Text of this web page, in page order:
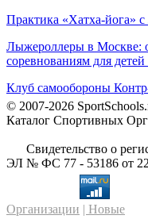
Практика «Хатха-йога»
Лыжероллеры в Москве:
соревнованиям для
Клуб самообороны
© 2007-2026
Каталог Спортивных
Свидетельство о
ЭЛ № ФС 77 - 53186 от
Организации | Новые